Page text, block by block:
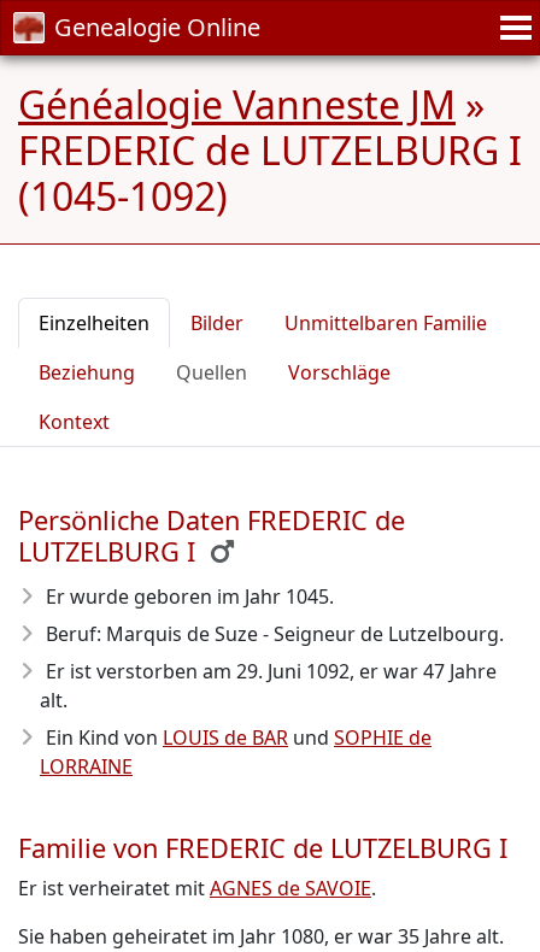
Genealogie Online
Généalogie Vanneste JM »
FREDERIC de LUTZELBURG I
(1045-1092)
Einzelheiten Bilder
Unmittelbaren Familie
Beziehung
Quellen
Vorschläge
Kontext
Persönliche Daten FREDERIC de
LUTZELBURG I
Er wurde geboren im Jahr 1045.
Beruf: Marquis de Suze - Seigneur de Lutzelbourg.
Er ist verstorben am 29. Juni 1092, er war 47 Jahre
alt.
Ein Kind von LOUIS de BAR und SOPHIE de
LORRAINE
Familie von FREDERIC de LUTZELBURG I
Er ist verheiratet mitAGNES de SAVOIE.
Sie haben geheiratet im Jahr 1080, er war 35 Jahre alt.